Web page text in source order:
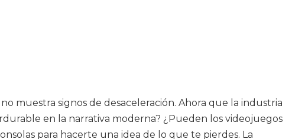
muestra signos de desaceleración. Ahora que la industria
en la narrativa moderna? ¿Pueden los videojuegos
para hacerte una idea de lo que te pierdes. La